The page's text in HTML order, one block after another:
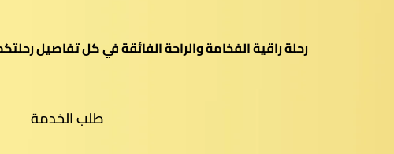
رحلة راقية الفخامة والراحة الفائقة في كل تفاصيل
طلب الخدمة